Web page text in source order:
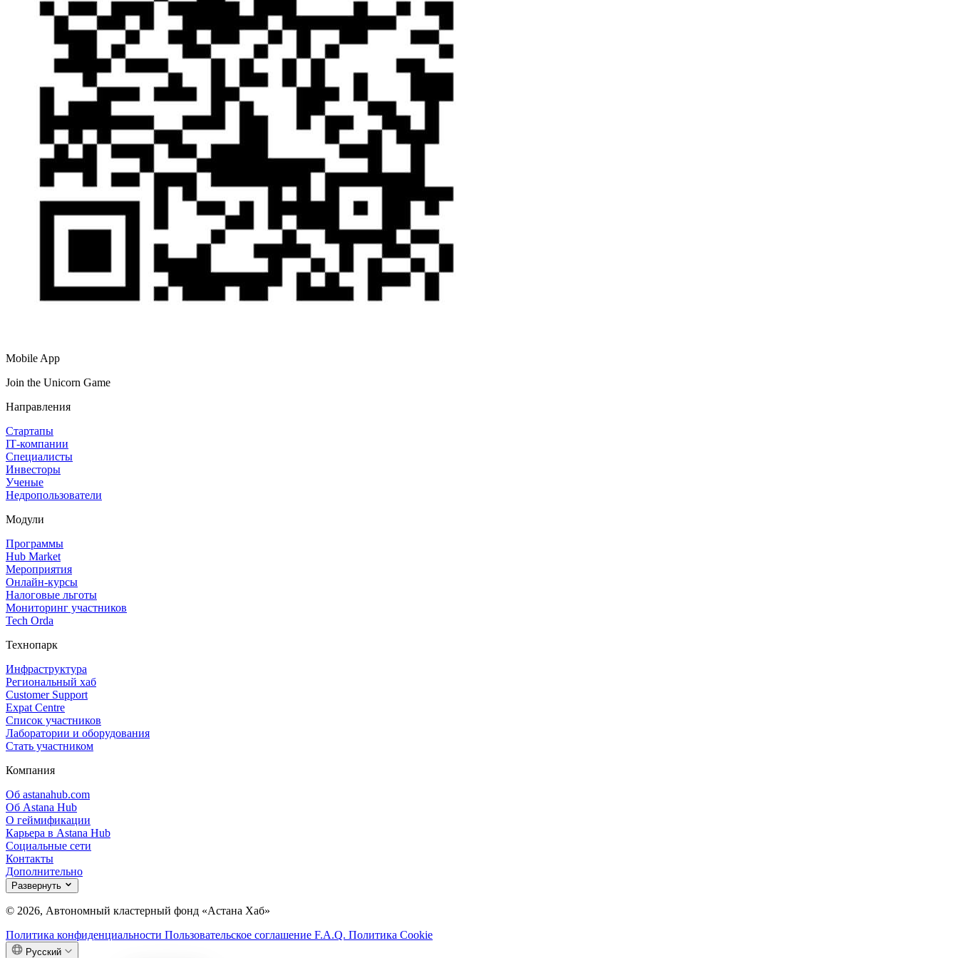
Mobile App
Join the Unicorn Game
Направления
Стартапы
IT‑компании
Специалисты
Инвесторы
Ученые
Недропользователи
Модули
Программы
Hub Market
Мероприятия
Онлайн‑курсы
Налоговые льготы
Мониторинг участников
Tech Orda
Технопарк
Инфраструктура
Региональный хаб
Customer Support
Expat Centre
Список участников
Лаборатории и оборудования
Стать участником
Компания
Об astanahub.com
Об Astana Hub
О геймификации
Карьера в Astana Hub
Социальные сети
Контакты
Дополнительно
Развернуть
© 2026, Автономный кластерный фонд «Астана Хаб»
Политика конфиденциальности Пользовательское соглашение F.A.Q. Политика Cookie
Русский